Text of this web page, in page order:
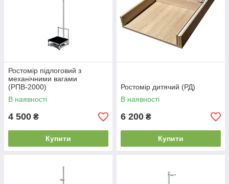
Ростомір підлоговий з
механічними вагами
(РПВ-2000)
В наявності
4 500 ₴
Купити
Ростомір дитячий (РД)
В наявності
6 200 ₴
Купити